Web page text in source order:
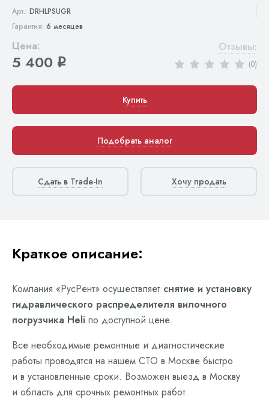
Арт.: DRHLPSUGR
Гарантия: 6 месяцев
Цена:
5 400 q
Отзывы:
(0)
Купить
Подобрать аналог
Сдать в Trade-In Хочу продать
Краткое описание:
Компания «РусРент» осуществляет снятие и установку
гидравлического распределителя вилочного
погрузчика Heli по доступной цене.
Все необходимые ремонтные и диагностические
работы проводятся на нашем СТО в Москве быстро
и в установленные сроки. Возможен выезд в Москву
и область для срочных ремонтных работ.